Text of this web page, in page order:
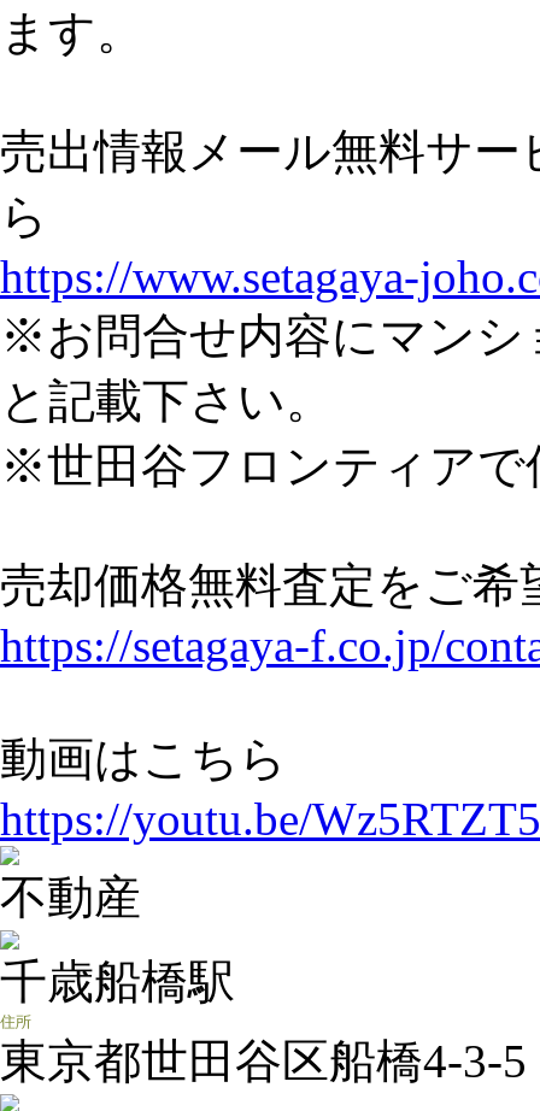
ます。
売出情報メール無料サ
ら
https://www.setagaya-
※お問合せ内容にマンシ
と記載下さい。
※世田谷フロンティアで
売却価格無料査定をご
https://setagaya-f.co.jp/
動画はこちら
https://youtu.be/
不動産
千歳船橋駅
東京都世田谷区船橋4-3-5